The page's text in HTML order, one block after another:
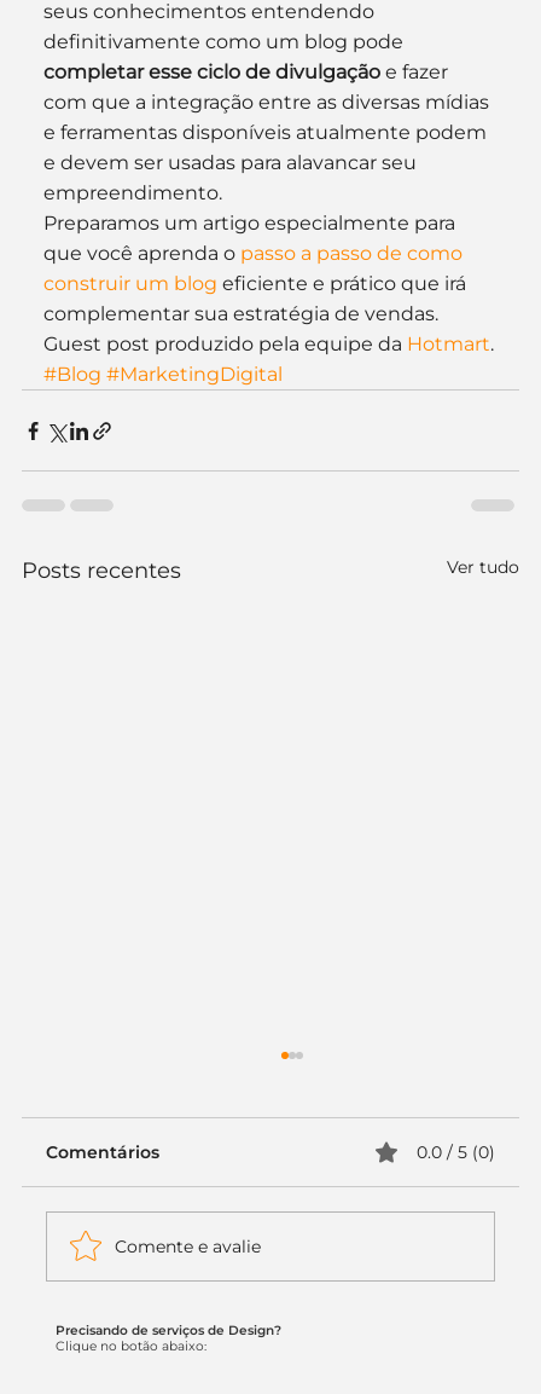
Precisando de serviços de Design?
Clique no botão abaixo:
seus conhecimentos entendendo
definitivamente como um blog pode
completar esse ciclo de divulgação e fazer
com que a integração entre as diversas mídias
e ferramentas disponíveis atualmente podem
e devem ser usadas para alavancar seu
empreendimento.
Preparamos um artigo especialmente para
que você aprenda o passo a passo de como
construir um blog eficiente e prático que irá
complementar sua estratégia de vendas.
Guest post produzido pela equipe da Hotmart.
#Blog #MarketingDigital
Posts recentes Ver tudo
Itaú muda apenas duas letras da
Comentários 0.0 / 5 (0)
Comente e avalie